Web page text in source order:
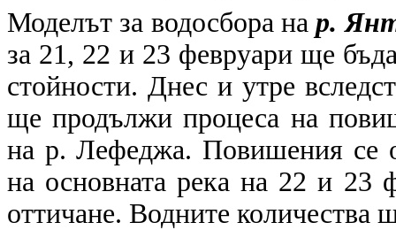
Моделът за водосбора нар.
за 21, 22 и 23 февруари ще
стойности. Днес и утре
ще продължи процеса на
на р. Лефеджа. Повишения се
на основната река на 22 и 23
оттичане. Водните количества